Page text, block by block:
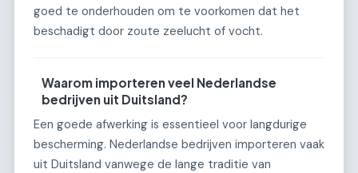
goed te onderhouden om te voorkomen dat het
beschadigt door zoute zeelucht of vocht.
Waarom importeren veel Nederlandse
bedrijven uit Duitsland?
Een goede afwerking is essentieel voor langdurige
bescherming. Nederlandse bedrijven importeren vaak
uit Duitsland vanwege de lange traditie van